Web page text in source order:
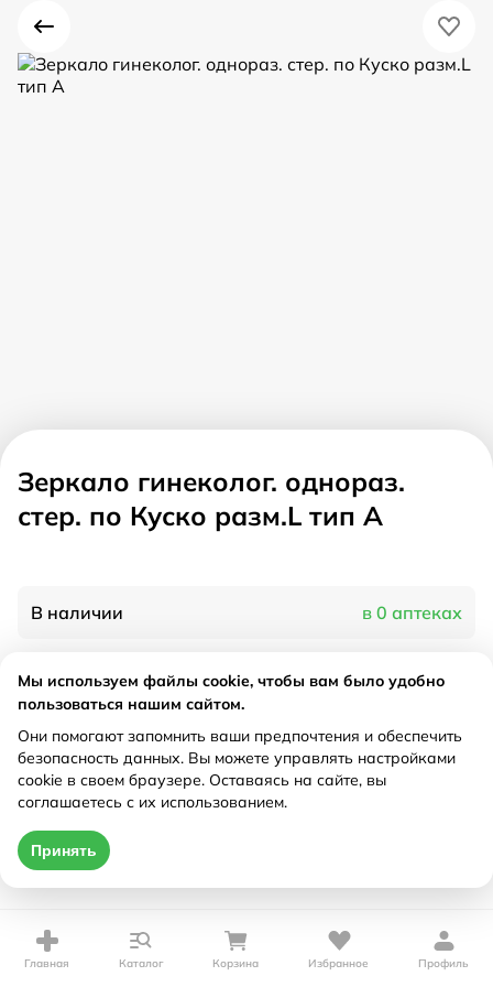
Зеркало гинеколог. однораз.
стер. по Куско разм.L тип А
В наличии в 0 аптеках
Характеристики
Рецепт Не требуется
Цена действительна только при оформлении онлайн
Главная Каталог Корзина Избранное Профиль
Мы используем файлы cookie, чтобы вам было удобно
пользоваться нашим сайтом.
Они помогают запомнить ваши предпочтения и обеспечить
безопасность данных. Вы можете управлять настройками
cookie в своем браузере. Оставаясь на сайте, вы
соглашаетесь с их использованием.
Принять